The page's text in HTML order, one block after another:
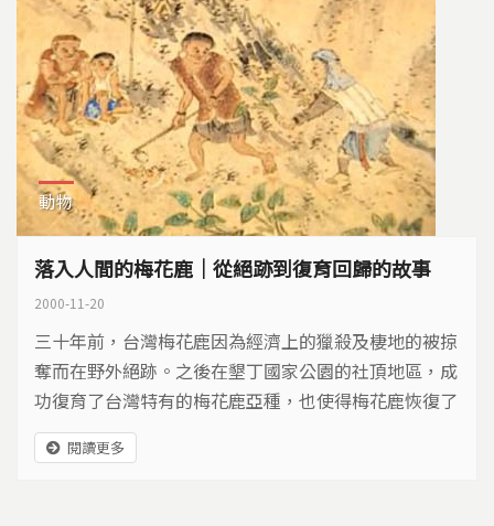
動物
落入人間的梅花鹿｜從絕跡到復育回歸的故事
2000-11-20
三十年前，台灣梅花鹿因為經濟上的獵殺及棲地的被掠
奪而在野外絕跡。之後在墾丁國家公園的社頂地區，成
功復育了台灣特有的梅花鹿亞種，也使得梅花鹿恢復了
野外的生存能力，這是台灣野生動物保育的一項重要成
就。然而復育成功後，卻面臨了不能野放及棄養的問
閱讀更多